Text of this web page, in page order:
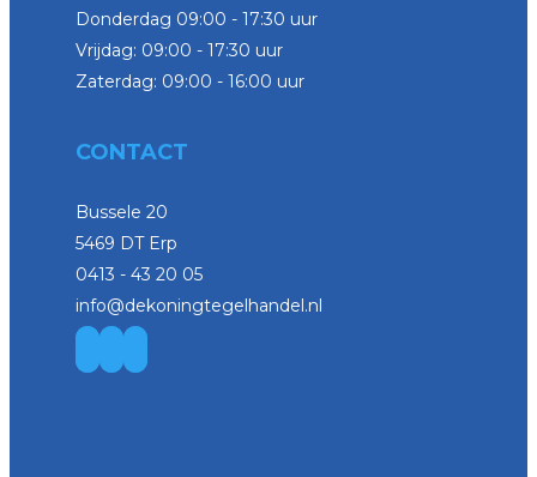
Donderdag 09:00 - 17:30 uur
Vrijdag: 09:00 - 17:30 uur
Zaterdag: 09:00 - 16:00 uur
CONTACT
Bussele 20
5469 DT Erp
0413 - 43 20 05
info@dekoningtegelhandel.nl